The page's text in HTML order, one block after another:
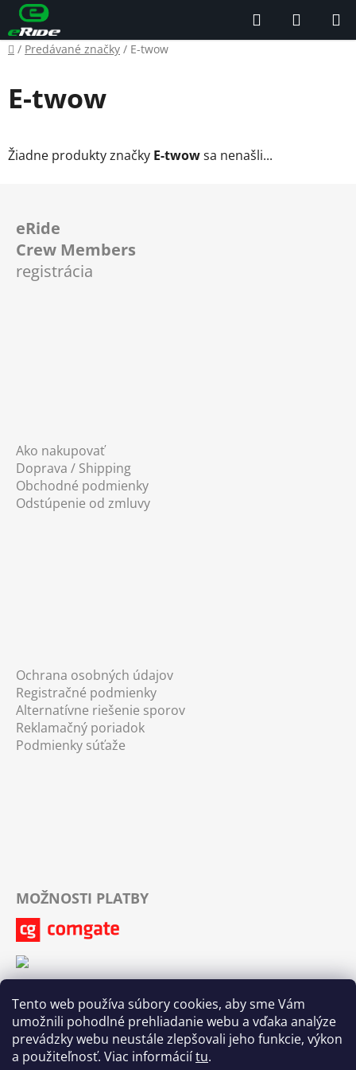
Tento web používa súbory cookies, aby sme Vám
umožnili pohodlné prehliadanie webu a vďaka analýze
prevádzky webu neustále zlepšovali jeho funkcie, výkon
a použiteľnosť. Viac informáciítu.
Prejsť
na
obsah
Hľadať
KOŠÍK
Domov
/ Predávané značky / E-twow
E-twow
Žiadne produkty značky E-twowsa nenašli...
eRide
Crew Members
registrácia
Ako nakupovať
Doprava / Shipping
Obchodné podmienky
Odstúpenie od zmluvy
Ochrana osobných údajov
Registračné podmienky
Alternatívne riešenie sporov
Reklamačný poriadok
Podmienky súťaže
MOŽNOSTI PLATBY